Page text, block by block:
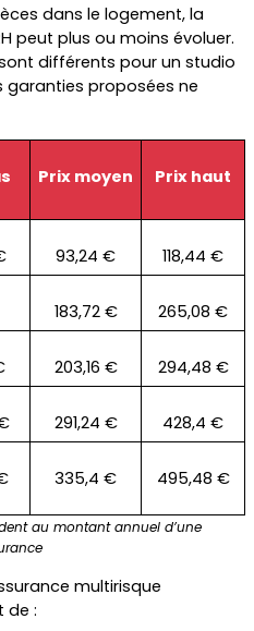
dans le logement, la
peut plus ou moins évoluer.
différents pour un studio
garanties proposées ne
Prix moyen Prix haut
93,24 € 118,44 €
183,72 € 265,08 €
203,16 € 294,48 €
291,24 € 428,4 €
335,4 € 495,48 €
au montant annuel d’une
multirisque
de :